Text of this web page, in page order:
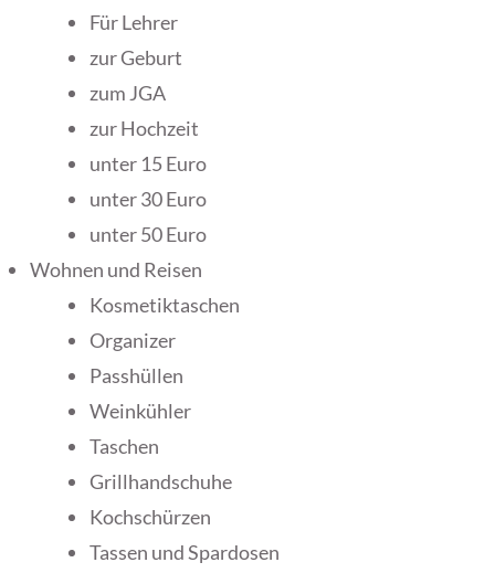
Für Lehrer
zur Geburt
zum JGA
zur Hochzeit
unter 15 Euro
unter 30 Euro
unter 50 Euro
Wohnen und Reisen
Kosmetiktaschen
Organizer
Passhüllen
Weinkühler
Taschen
Grillhandschuhe
Kochschürzen
Tassen und Spardosen